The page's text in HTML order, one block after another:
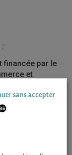
financée par le
et
aux
social ou
sans accepter